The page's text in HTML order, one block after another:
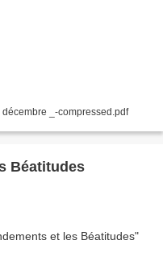
_-compressed.pdf
Béatitudes